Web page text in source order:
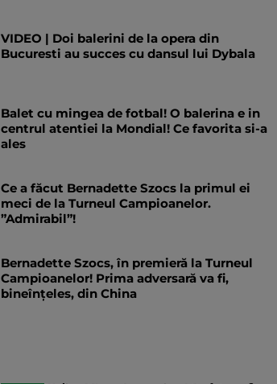
VIDEO | Doi balerini de la opera din
Bucuresti au succes cu dansul lui Dybala
Balet cu mingea de fotbal! O balerina e in
centrul atentiei la Mondial! Ce favorita si-a
ales
Ce a făcut Bernadette Szocs la primul ei
meci de la Turneul Campioanelor.
”Admirabil”!
Bernadette Szocs, în premieră la Turneul
Campioanelor! Prima adversară va fi,
bineînțeles, din China